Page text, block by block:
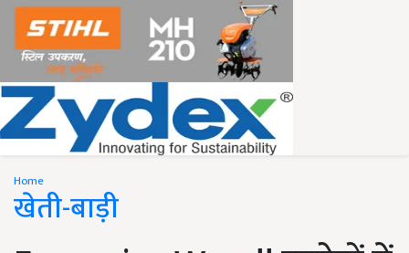
Home
खेती-बाड़ी